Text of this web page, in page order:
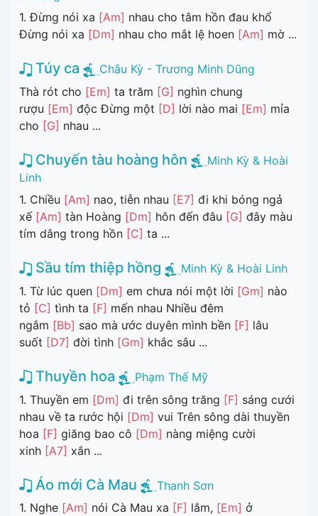
1. Đừng nói xa [Am] nhau cho tâm hồn đau khổ
Đừng nói xa [Dm] nhau cho mắt lệ hoen [Am] mờ ...
Túy ca
Châu Kỳ - Trương Minh Dũng
Thà rót cho [Em] ta trăm [G] nghìn chung
rượu [Em] độc Đừng một [D] lời nào mai [Em] mỉa
cho [G] nhau ...
Chuyến tàu hoàng hôn
Minh Kỳ & Hoài
Linh
1. Chiều [Am] nao, tiễn nhau [E7] đi khi bóng ngả
xế [Am] tàn Hoàng [Dm] hôn đến đâu [G] đây màu
tím dâng trong hồn [C] ta ...
Sầu tím thiệp hồng
Minh Kỳ & Hoài Linh
1. Từ lúc quen [Dm] em chưa nói một lời [Gm] nào
tỏ [C] tình ta [F] mến nhau Nhiều đêm
ngắm [Bb] sao mà ước duyên mình bền [F] lâu
suốt [D7] đời tình [Gm] khắc sâu ...
Thuyền hoa
Phạm Thế Mỹ
1. Thuyền em [Dm] đi trên sông trăng [F] sáng cưới
nhau về ta rước hội [Dm] vui Trên sông dài thuyền
hoa [F] giăng bao cô [Dm] nàng miệng cười
xinh [A7] xắn ...
Áo mới Cà Mau
Thanh Sơn
1. Nghe [Am] nói Cà Mau xa [F] lắm, [Em] ở